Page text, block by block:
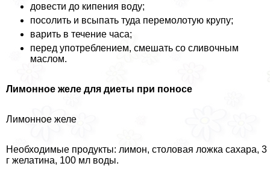
довести до кипения воду;
посолить и всыпать туда перемолотую крупу;
варить в течение часа;
перед употрeблением, смешать со сливочным
маслом.
Лимонное желе для диеты при поносе
Лимонное желе
Необходимые продукты: лимон, столовая ложка сахара, 3
г желатина, 100 мл воды.